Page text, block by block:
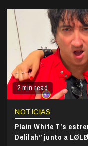
2 min read
NOTICIAS
Plain White T’s
Delilah” junto a LØLØ